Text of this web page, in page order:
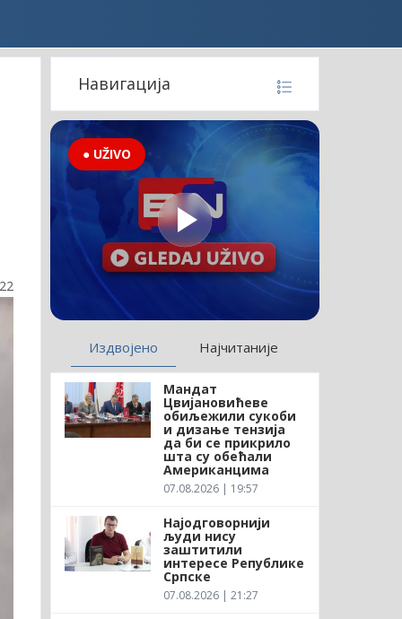
Навигација
● UŽIVO
Издвојено Најчитаније
Мандат
Цвијановићеве
обиљежили сукоби
и дизање тензија
да би се прикрило
шта су обећали
Американцима
07.08.2026 | 19:57
Најодговорнији
људи нису
заштитили
интересе Републике
Српске
07.08.2026 | 21:27